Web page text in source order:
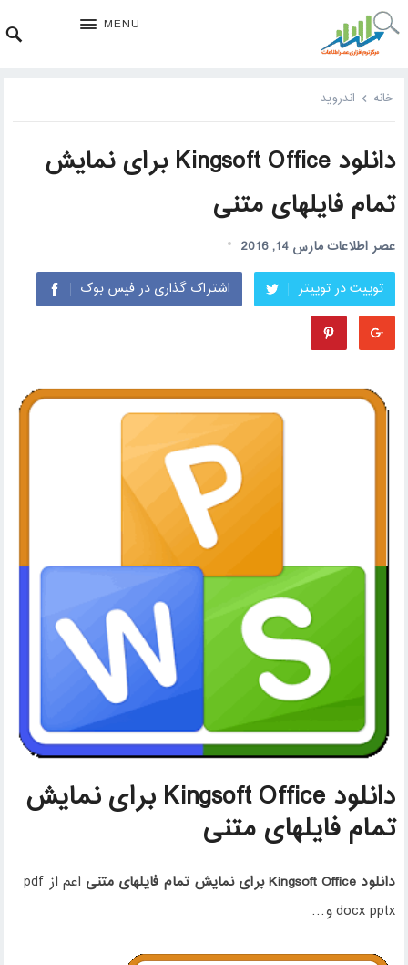
MENU
خانه اندروید
دانلود Kingsoft Office برای نمایش
تمام فایلهای متنی
عصر اطلاعاتمارس 14, 2016
توییت در توییتر
اشتراک گذاری در فیس بوک
دانلود Kingsoft Office برای نمایش
تمام فایلهای متنی
دانلود Kingsoft Office برای نمایش تمام فایلهای متنی
اعم از pdf
docx pptx و…